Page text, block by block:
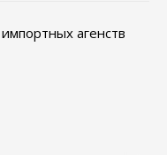
агенств